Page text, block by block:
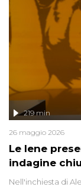
Le Iene
indagine
219 min
26 maggio 2026
Nell'inchiesta di